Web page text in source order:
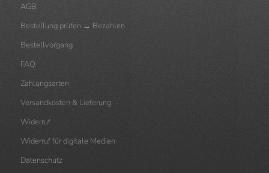
AGB
Bestellung prüfen → Bezahlen
Bestellvorgang
FAQ
Zahlungsarten
Versandkosten & Lieferung
Widerruf
Widerruf für digitale Medien
Datenschutz